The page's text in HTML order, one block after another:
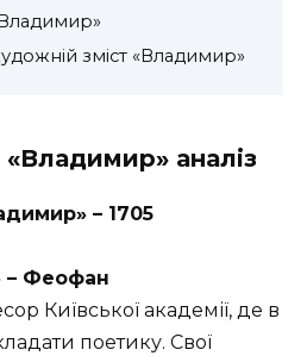
зміст «Владимир»
аналіз
– 1705
– Феофан
Київської академії, де в
поетику. Свої